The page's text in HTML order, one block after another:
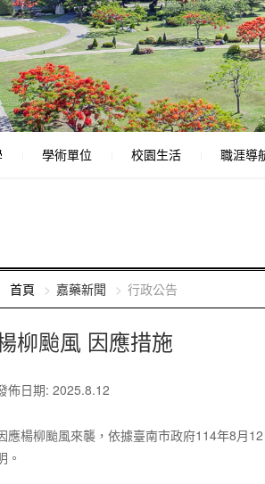
學術單位 校園生活 職涯導
首頁 嘉藥新聞 行政公告
柳颱風 因應措施
佈日期: 2025.8.12
應楊柳颱風來襲，依據臺南市政府114年8月
。